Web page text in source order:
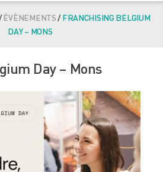
ÉVÈNEMENTS/FRANCHISING BELGIUM
DAY – MONS
Day – Mons